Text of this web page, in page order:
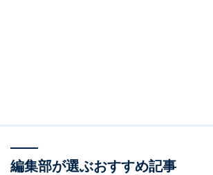
編集部が選ぶおすすめ記事